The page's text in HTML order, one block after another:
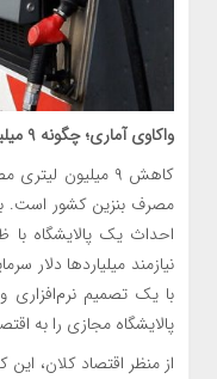
واکاوی آماری؛ چگونه ۹ میلیون لیتر از چرخه اتلاف خارج شد؟
مصرف بنزین کشور است.
نیازمند میلیاردها
با یک تصمیم
پالایشگاه مجازی را به
از منظر اقتصاد کلان،